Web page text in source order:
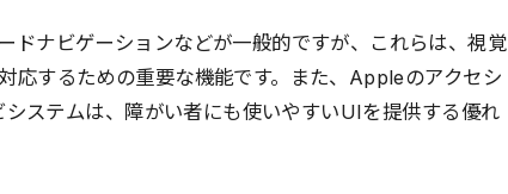
ドナビゲーションなどが一般的ですが、これらは、視覚
応するための重要な機能です。また、Appleのアクセシ
ステムは、障がい者にも使いやすいUIを提供する優れ